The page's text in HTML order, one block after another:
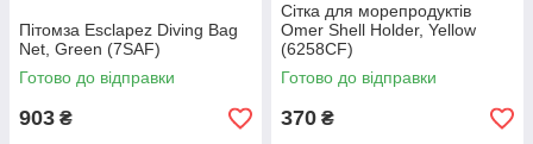
Пітомза Esclapez Diving Bag
Net, Green (7SAF)
Готово до відправки
903 ₴
Сітка для морепродуктів
Omer Shell Holder, Yellow
(6258CF)
Готово до відправки
370 ₴